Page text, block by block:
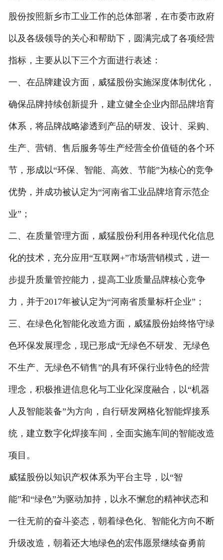
股份按照新乡市工业工作的总体部署，在市委市政府
以及各级领导的关心和帮助下，圆满完成了各项经营
指标，主要从以下三个方面进行表述：
一、在品牌建设方面，威猛股份实施深度体制优化，
确保品牌持续创新提升，建立健全企业内部品牌培育
体系，将品牌战略渗透到产品的研发、设计、采购、
生产、营销、售后服务等生产经营全价值链的各个环
节，形成以“环保、智能、高效、节能”为核心的竞争
优势，并成功被认定为“河南省工业品牌培育示范企
业”；
二、在质量管理方面，威猛股份利用各种现代化信息
化的技术，充分应用“互联网+”市场营销模式，进一
步提升质量管控能力，提高工业质量品牌核心竞争
力，并于2017年被认定为“河南省质量标杆企业”；
三、在绿色化智能化改造方面，威猛股份始终恪守绿
色环保发展理念，现已形成“无绿色不研发、无绿色
不生产、无绿色不销售”的具有环保行业特色的经营
理念，积极推进信息化与工业化深度融合，以“机器
人及智能装备”为方向，自行研发网格化智能焊接系
统，建立数字化焊接车间，全面实施车间的智能改造
项目。
威猛股份以知识产权体系为平台主导，以“智
能”和“绿色”为驱动加持，以永不懈怠的精神状态和
一往无前的奋斗姿态，朝着绿色化、智能化方向不断
升级改造，朝着还大地绿色的宏伟愿景继续奋勇前